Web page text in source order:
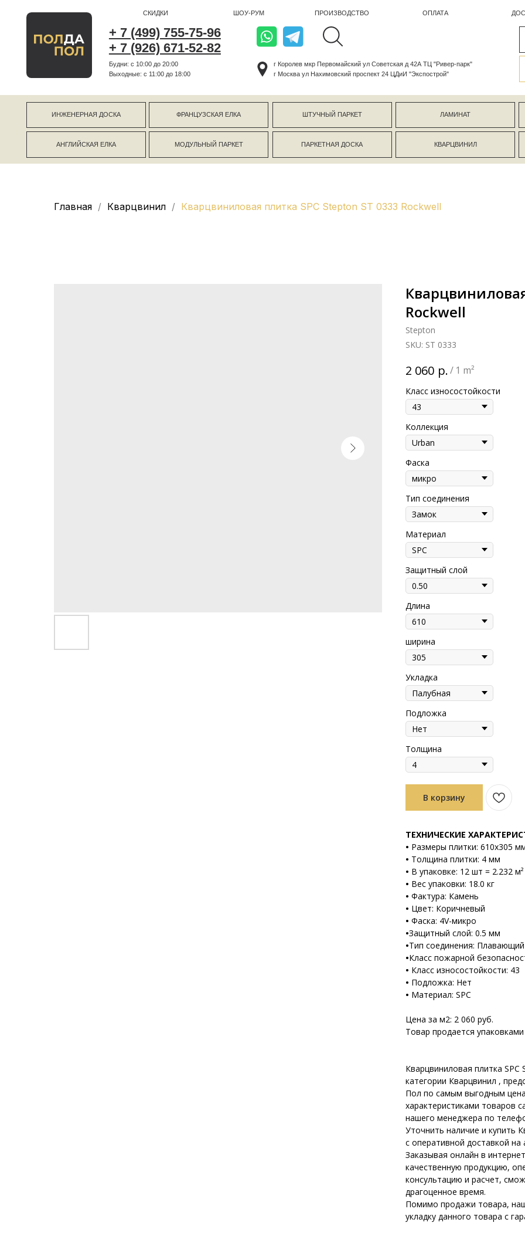
+ 7 (499) 755-75-96
+ 7 (926) 671-52-82
СКИДКИ ШОУ-РУМ ПРОИЗВОДСТВО
Будни: с 10:00 до 20:00
Выходные: c 11:00 до 18:00
г Москва ул Нахимовский проспект 24 ЦДиИ "Экспострой"
ИНЖЕНЕРНАЯ ДОСКА
АНГЛИЙСКАЯ ЕЛКА
ФРАНЦУЗСКАЯ ЕЛКА
ПАРКЕТНАЯ ДОСКА
МОДУЛЬНЫЙ ПАРКЕТ
ШТУЧНЫЙ ПАРКЕТ
КВАРЦВИНИЛ СТЕНОВЫЕ
ЛАМИНАТ
Главная Кварцвинил Кварцвиниловая плитка SPC Stepton ST 0333 Rockwell
Rockwell
Stepton
SKU: ST 0333
2 060 р./ 1 m²
Класс износостойкости
Коллекция
Фаска
Тип соединения
Материал
Защитный слой
Длина
ширина
Укладка
Подложка
Толщина
В корзину
ТЕХНИЧЕСКИЕ
• Размеры плитки: 610х305
• Толщина плитки: 4 мм
• В упаковке: 12 шт = 2.232 м²
• Вес упаковки: 18.0 кг
• Фактура: Камень
• Цвет: Коричневый
• Фаска: 4V-микро
•Защитный слой: 0.5 мм
•Тип соединения:
•Класс пожарной
• Класс износостойкости: 43
• Подложка: Нет
• Материал: SPC
Цена за м2: 2 060 руб.
Товар продается упаковками
Кварцвиниловая плитка SPC
категории Кварцвинил ,
Пол по самым выгодным
характеристиками товаров
нашего менеджера по
Уточнить наличие и купить
с оперативной доставкой
Заказывая онлайн в
качественную продукцию,
консультацию и расчет,
драгоценное время.
Помимо продажи товара,
укладку данного товара с